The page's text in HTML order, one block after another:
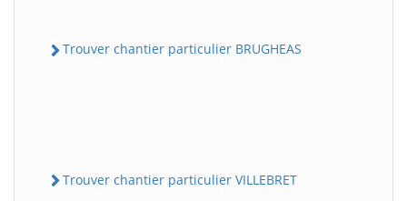
Trouver chantier particulier BRUGHEAS
Trouver chantier particulier VILLEBRET